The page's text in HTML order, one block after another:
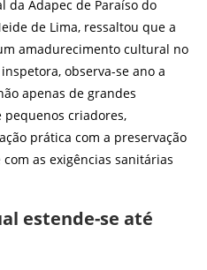
da Adapec de Paraíso do
de Lima, ressaltou que a
amadurecimento cultural no
observa-se ano a
apenas de grandes
criadores,
prática com a preservação
as exigências sanitárias
estende-se até